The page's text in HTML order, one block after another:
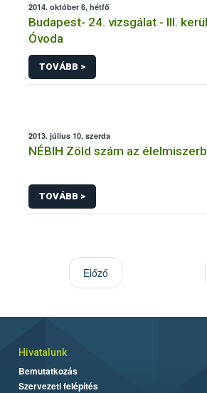
2014. október 6, hétfő
Budapest- 24. vizsgálat - III.
Óvoda
TOVÁBB >
2013. július 10, szerda
NÉBIH Zöld szám az
TOVÁBB >
Előző
Hivatalunk
Bemutatkozás
Szervezeti felépítés